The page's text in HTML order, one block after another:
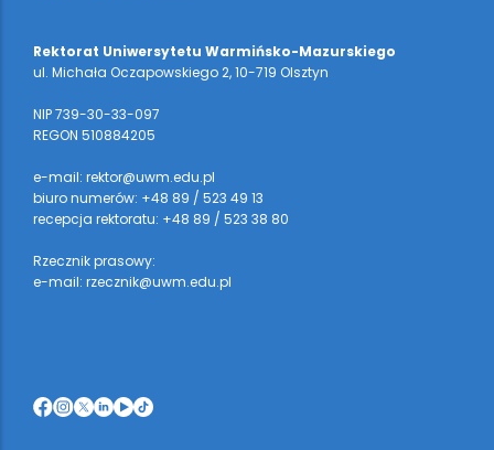
Rektorat Uniwersytetu Warmińsko-Mazurskiego
ul. Michała Oczapowskiego 2, 10-719 Olsztyn
NIP 739-30-33-097
REGON 510884205
e-mail: rektor@uwm.edu.pl
biuro numerów: +48 89 / 523 49 13
recepcja rektoratu: +48 89 / 523 38 80
Rzecznik prasowy:
e-mail: rzecznik@uwm.edu.pl